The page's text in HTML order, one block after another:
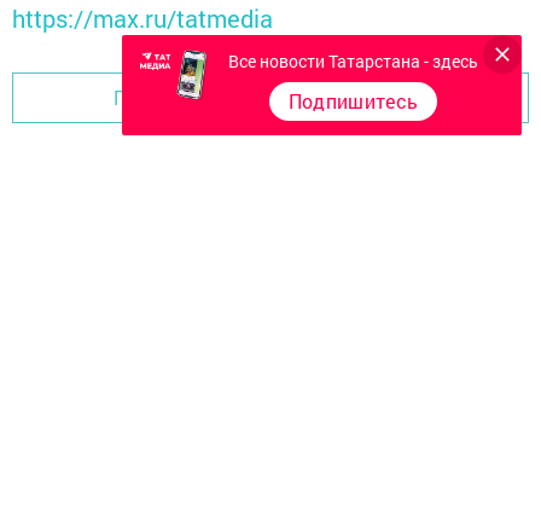
https://max.ru/tatmedia
Перейти на страницу новости
Все новости Татарстана - здесь
Подпишитесь